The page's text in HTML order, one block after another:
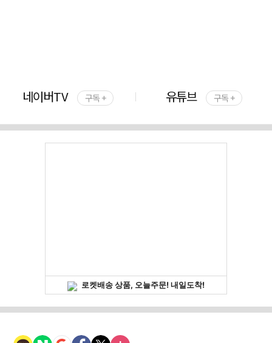
네이버TV 구독 + 유튜브 구독 +